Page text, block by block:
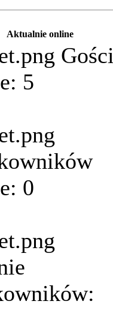
Aktualnie online
Gości
5
0